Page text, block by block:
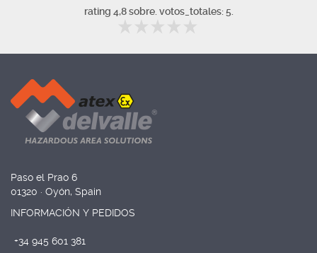
rating 4,8 sobre. votos_totales: 5.
Paso el Prao 6
01320 · Oyón, Spain
INFORMACIÓN Y PEDIDOS
+34 945 601 381